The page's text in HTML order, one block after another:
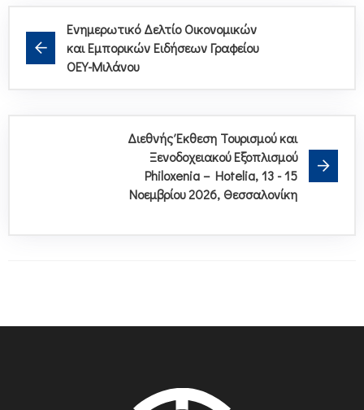
Ενημερωτικό Δελτίο Οικονομικών
και Εμπορικών Ειδήσεων Γραφείου
ΟΕΥ-Μιλάνου
Διεθνής Έκθεση Τουρισμού και
Ξενοδοχειακού Εξοπλισμού
Philoxenia – Hotelia, 13 - 15
Νοεμβρίου 2026, Θεσσαλονίκη